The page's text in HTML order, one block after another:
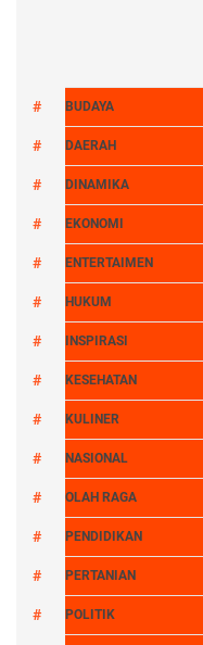
BUDAYA
DAERAH
DINAMIKA
EKONOMI
ENTERTAIMEN
HUKUM
INSPIRASI
KESEHATAN
KULINER
NASIONAL
OLAH RAGA
PENDIDIKAN
PERTANIAN
POLITIK